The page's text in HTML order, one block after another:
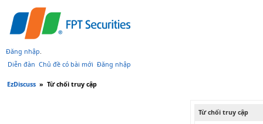
Đăng nhập.
Diễn đàn Chủ đề có bài mới Đăng nhập
EzDiscuss » Từ chối truy cập
Từ chối truy cập